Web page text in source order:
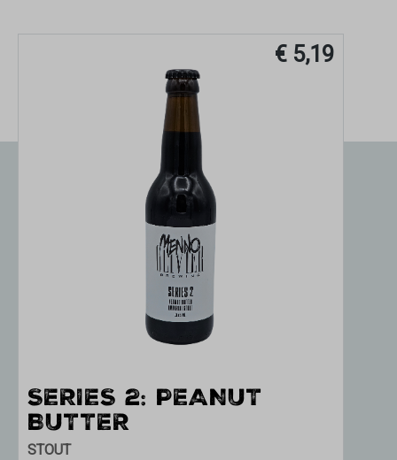
€ 5,19
SERIES 2: PEANUT
BUTTER
STOUT